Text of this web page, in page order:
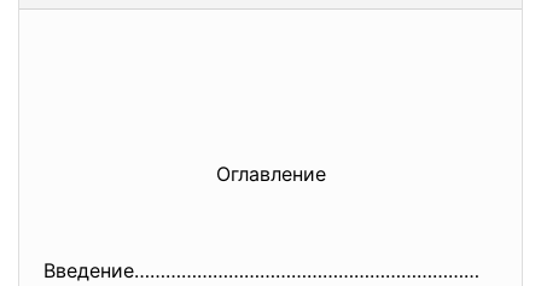
Оглавление
Введение…………………………………………………………